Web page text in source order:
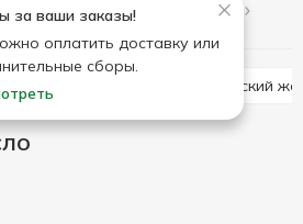
за ваши заказы!
оплатить доставку или
сборы.
Лечебные грибы и травы
Лечебные травы
Ашваганда (индийский